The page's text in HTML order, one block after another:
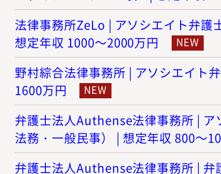
法律事務所ZeLo | アソシエイト弁護
想定年収 1000～2000万円
野村綜合法律事務所 | アソシエイト
1600万円
弁護士法人Authense法律事務所 | ア
法務・一般民事） | 想定年収 800～
弁護士法人Authense法律事務所 | 弁